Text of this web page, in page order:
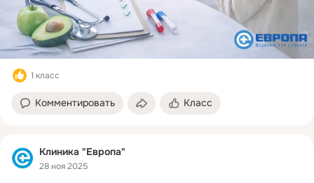
1 класс
Комментировать Класс
Клиника "Европа"
28 ноя 2025